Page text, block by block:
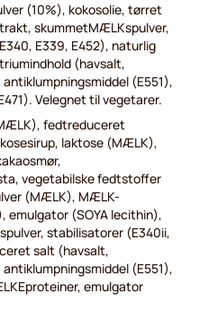
(10%), kokosolie, tørret
skummetMÆLKspulver,
E339, E452), naturlig
(havsalt,
(E551),
Velegnet til vegetarer.
fedtreduceret
laktose (MÆLK),
vegetabilske fedtstoffer
(MÆLK), MÆLK-
(SOYA lecithin),
stabilisatorer (E340ii,
salt (havsalt,
(E551),
emulgator